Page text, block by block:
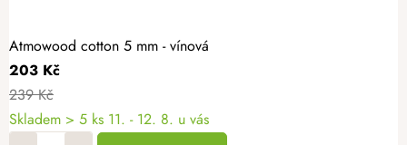
Atmowood cotton 5 mm - vínová
203 Kč
239 Kč
Skladem > 5 ks 11. - 12. 8. u vás